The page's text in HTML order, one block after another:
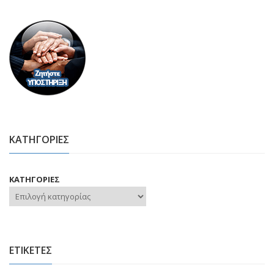
ΚΑΤΗΓΟΡΙΕΣ
ΚΑΤΗΓΟΡΙΕΣ
ΕΤΙΚΕΤΕΣ